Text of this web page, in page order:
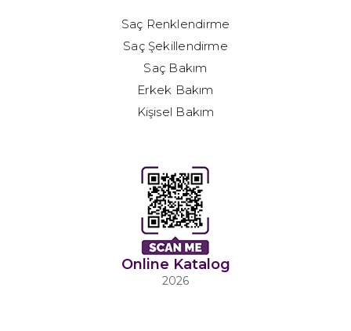
Saç Renklendirme
Saç Şekillendirme
Saç Bakım
Erkek Bakım
Kişisel Bakım
Online Katalog
2026